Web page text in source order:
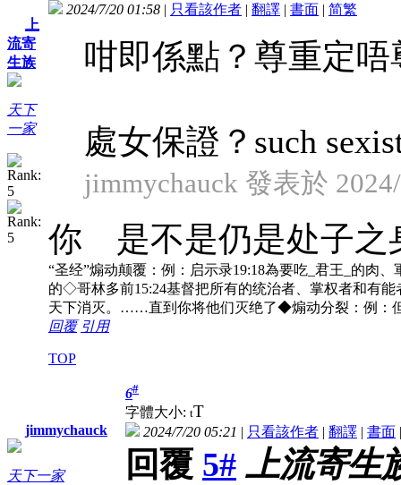
上
流寄
生族
天下
一家
2024/7/20 01:58 | 只看該作者 | 翻譯 | 書面 | 简繁
咁即係點？尊重定
處女保證？such
jimmychauck 發表於
你 是不是仍是处子之
“圣经”煽动颠覆：例：启示录19:18為要吃_君王_的肉
的◇哥林多前15:24基督把所有的统治者、掌权者和有
天下消灭。……直到你将他们灭绝了◆煽动分裂：例：
回覆 引用
TOP
jimmychauck
天下一家
6#
字體大小: tT
2024/7/20 05:21 | 只看該作者 | 翻譯 | 書面
回覆 5# 上流寄生